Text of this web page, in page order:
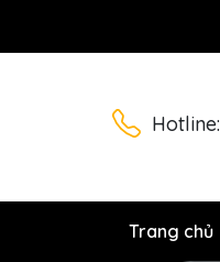
Hotline:
Trang chủ